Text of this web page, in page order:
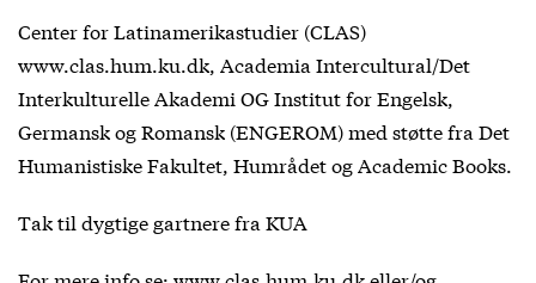
Center for Latinamerikastudier (CLAS)
www.clas.hum.ku.dk, Academia Intercultural/Det
Interkulturelle Akademi OG Institut for Engelsk,
Germansk og Romansk (ENGEROM) med støtte fra Det
Humanistiske Fakultet, Humrådet og Academic Books.
Tak til dygtige gartnere fra KUA